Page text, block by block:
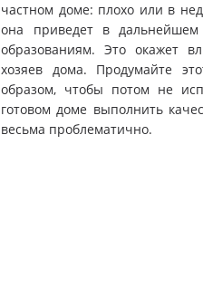
частном доме: плохо или в
она приведет в
образованиям. Это окажет
хозяев дома. Продумайте
образом, чтобы потом не
готовом доме выполнить
весьма проблематично.